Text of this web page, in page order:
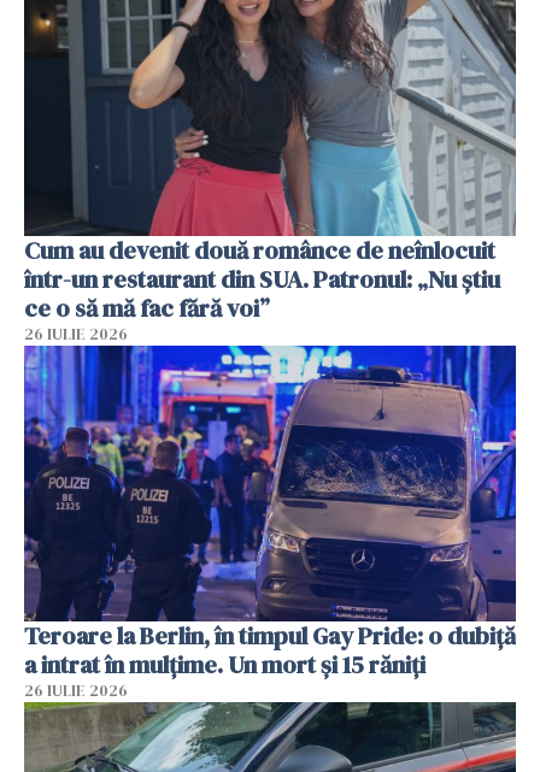
Cum au devenit două românce de neînlocuit
într-un restaurant din SUA. Patronul: „Nu știu
ce o să mă fac fără voi”
26 IULIE 2026
Teroare la Berlin, în timpul Gay Pride: o dubiță
a intrat în mulțime. Un mort și 15 răniți
26 IULIE 2026